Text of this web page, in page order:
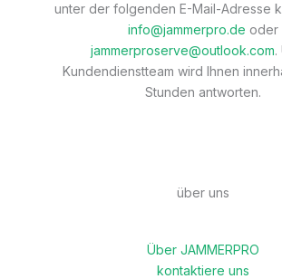
unter der folgenden E-Mail-Adresse
info@jammerpro.de oder
jammerproserve@outlook.com.
Kundendienstteam wird Ihnen
Stunden antworten.
über uns
Über JAMMERPRO
kontaktiere uns